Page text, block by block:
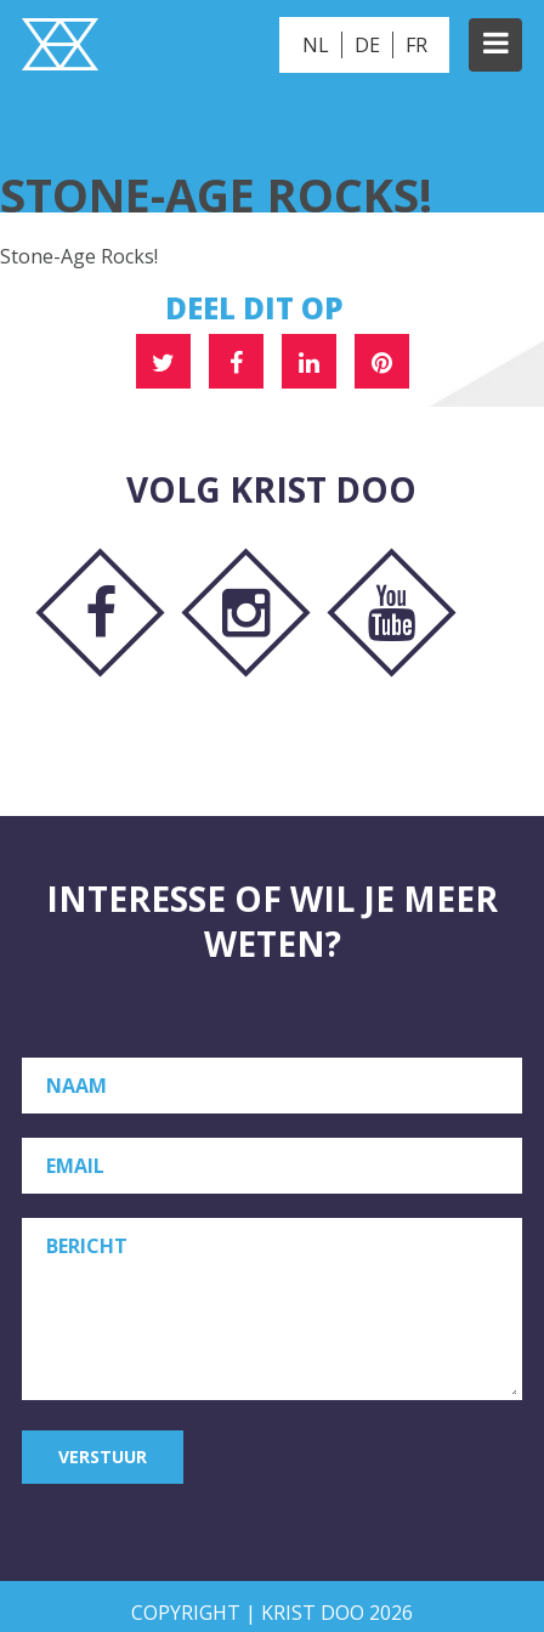
NL DE FR
STONE-AGE ROCKS!
Stone-Age Rocks!
DEEL DIT OP
VOLG KRIST DOO
INTERESSE OF WIL JE MEER
WETEN?
VERSTUUR
COPYRIGHT | KRIST DOO 2026